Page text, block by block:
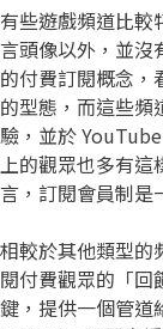
有些遊戲頻道比較
言頭像以外，並
的付費訂閱概念，
的型態，而這些
驗，並於
上的觀眾也多有這
言，訂閱會員制是
相較於其他類型的
閱付費觀眾的「回
鍵，提供一個管道